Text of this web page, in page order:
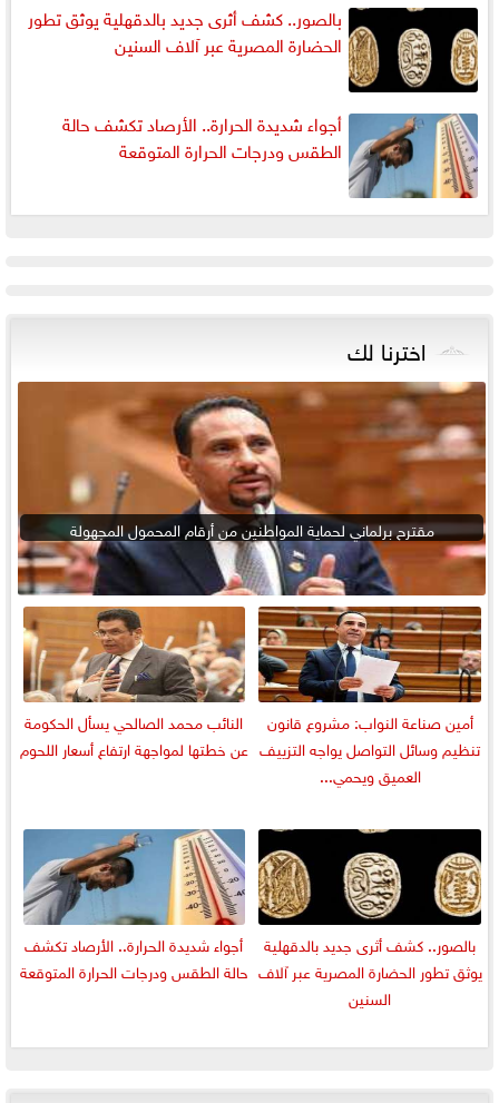
بالصور.. كشف أثرى جديد بالدقهلية يوثق تطور
الحضارة المصرية عبر آلاف السنين
أجواء شديدة الحرارة.. الأرصاد تكشف حالة
الطقس ودرجات الحرارة المتوقعة
اخترنا لك
مقترح برلماني لحماية المواطنين من أرقام المحمول المجهولة
أمين صناعة النواب: مشروع قانون
تنظيم وسائل التواصل يواجه التزييف
العميق ويحمي...
النائب محمد الصالحي يسأل الحكومة
عن خطتها لمواجهة ارتفاع أسعار اللحوم
بالصور.. كشف أثرى جديد بالدقهلية
يوثق تطور الحضارة المصرية عبر آلاف
السنين
أجواء شديدة الحرارة.. الأرصاد تكشف
حالة الطقس ودرجات الحرارة المتوقعة